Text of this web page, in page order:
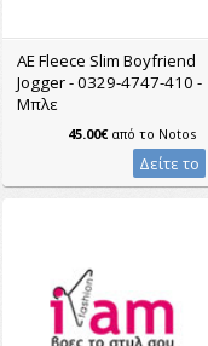
AE Fleece Slim Boyfriend
Jogger - 0329-4747-410 -
Μπλε
45.00€από το Notos
Δείτε το